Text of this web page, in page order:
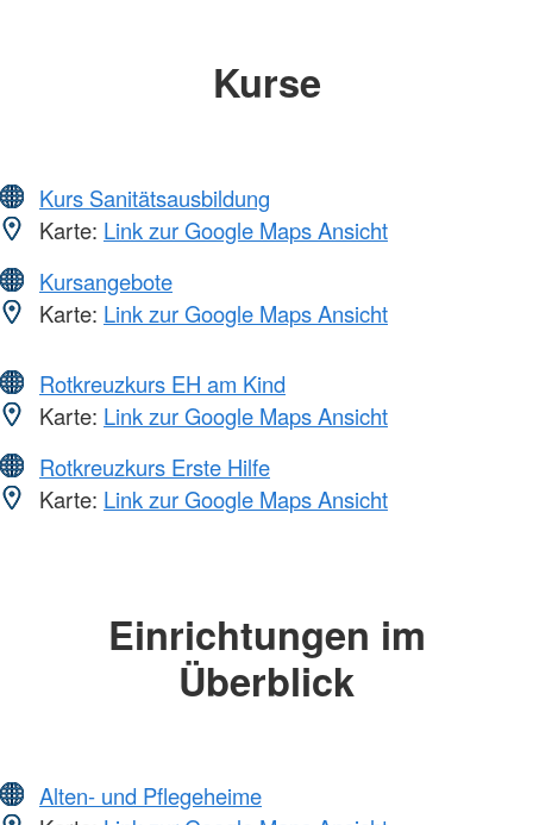
Kurse
Kurs Sanitätsausbildung
Karte: Link zur Google Maps Ansicht
Kursangebote
Karte: Link zur Google Maps Ansicht
Rotkreuzkurs EH am Kind
Karte: Link zur Google Maps Ansicht
Rotkreuzkurs Erste Hilfe
Karte: Link zur Google Maps Ansicht
Einrichtungen im
Überblick
Alten- und Pflegeheime